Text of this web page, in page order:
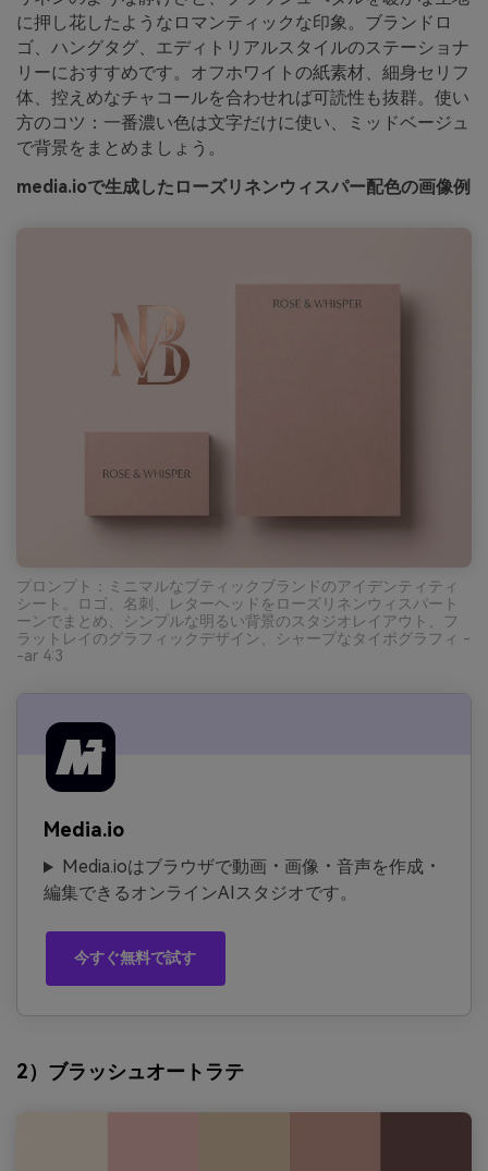
に押し花したようなロマンティックな印象。ブランドロ
ゴ、ハングタグ、エディトリアルスタイルのステーショナ
リーにおすすめです。オフホワイトの紙素材、細身セリフ
体、控えめなチャコールを合わせれば可読性も抜群。使い
方のコツ：一番濃い色は文字だけに使い、ミッドベージュ
で背景をまとめましょう。
media.ioで生成したローズリネンウィスパー配色の画像例
プロンプト：ミニマルなブティックブランドのアイデンティティ
シート。ロゴ、名刺、レターヘッドをローズリネンウィスパート
ーンでまとめ、シンプルな明るい背景のスタジオレイアウト、フ
ラットレイのグラフィックデザイン、シャープなタイポグラフィ -
-ar 4:3
Media.io
Media.ioはブラウザで動画・画像・音声を作成・
編集できるオンラインAIスタジオです。
今すぐ無料で試す
2）ブラッシュオートラテ